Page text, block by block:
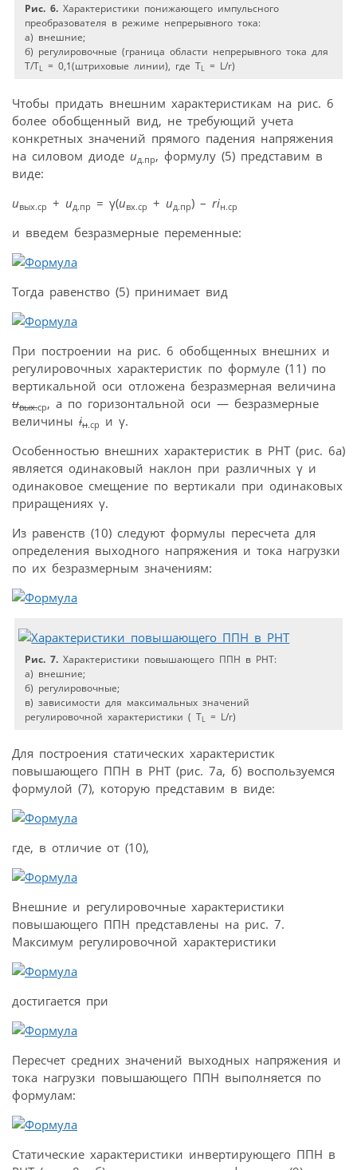
Рис. 6. Характеристики понижающего импульсного
преобразователя в режиме непрерывного тока:
а) внешние;
б) регулировочные (граница области непрерывного тока для
T/TL = 0,1(штриховые линии), где TL = L/r)
Чтобы придать внешним характеристикам на рис. 6
более обобщенный вид, не требующий учета
конкретных значений прямого падения напряжения
на силовом диоде uд.пр, формулу (5) представим в
виде:
uвых.ср + uд.пр = γ(uвх.ср + uд.пр) – riн.ср
и введем безразмерные переменные:
Тогда равенство (5) принимает вид
При построении на рис. 6 обобщенных внешних и
регулировочных характеристик по формуле (11) по
вертикальной оси отложена безразмерная величина
uвых.ср, а по горизонтальной оси — безразмерные
величины iн.ср и γ.
Особенностью внешних характеристик в РНТ (рис. 6а)
является одинаковый наклон при различных γ и
одинаковое смещение по вертикали при одинаковых
приращениях γ.
Из равенств (10) следуют формулы пересчета для
определения выходного напряжения и тока нагрузки
по их безразмерным значениям:
Рис. 7. Характеристики повышающего ППН в РНТ:
а) внешние;
б) регулировочные;
в) зависимости для максимальных значений
регулировочной характеристики ( TL = L/r)
Для построения статических характеристик
повышающего ППН в РНТ (рис. 7а, б) воспользуемся
формулой (7), которую представим в виде:
где, в отличие от (10),
Внешние и регулировочные характеристики
повышающего ППН представлены на рис. 7.
Максимум регулировочной характеристики
достигается при
Пересчет средних значений выходных напряжения и
тока нагрузки повышающего ППН выполняется по
формулам:
Статические характеристики инвертирующего ППН в